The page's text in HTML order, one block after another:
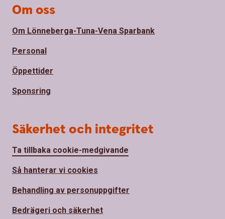
Om oss
Om Lönneberga-Tuna-Vena Sparbank
Personal
Öppettider
Sponsring
Säkerhet och integritet
Ta tillbaka cookie-medgivande
Så hanterar vi cookies
Behandling av personuppgifter
Bedrägeri och säkerhet